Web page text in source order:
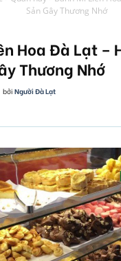
Sản Gây Thương Nhớ
Hoa Đà Lạt –
Thương Nhớ
bởi Người Đà Lạt